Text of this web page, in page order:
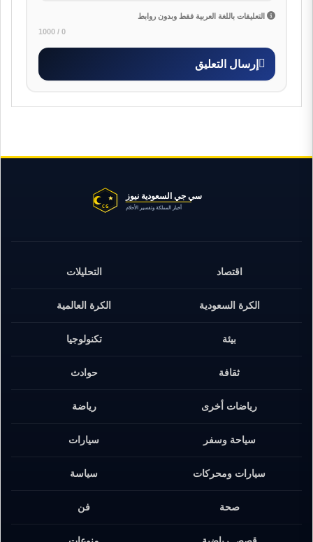
التعليقات باللغة العربية فقط وبدون روابط
0 / 1000
إرسال التعليق
اقتصاد التحليلات
الكرة السعودية الكرة العالمية
بيئة تكنولوجيا
ثقافة حوادث
رياضات أخرى رياضة
سياحة وسفر سيارات
سيارات ومحركات سياسة
صحة فن